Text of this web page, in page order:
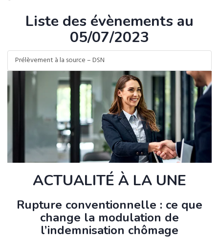
Liste des évènements au
05/07/2023
Prélèvement à la source – DSN
ACTUALITÉ À LA UNE
Rupture conventionnelle : ce que
change la modulation de
l’indemnisation chômage